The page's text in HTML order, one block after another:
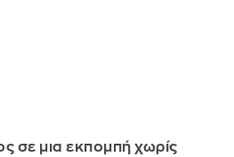
σε μια εκπομπή χωρίς